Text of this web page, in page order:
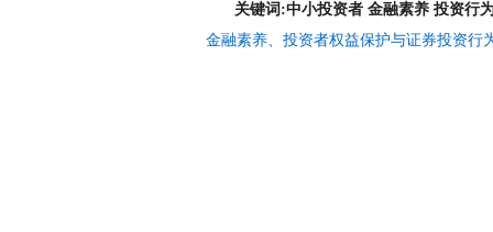
关键词:中小投资者 金融素养 投资行
金融素养、投资者权益保护与证券投资行